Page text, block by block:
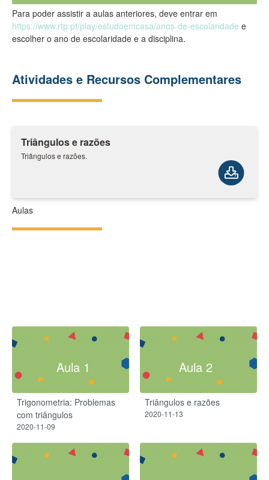
Para poder assistir a aulas anteriores, deve entrar em
https://www.rtp.pt/play/estudoemcasa/anos-de-escolaridade e
escolher o ano de escolaridade e a disciplina.
Atividades e Recursos Complementares
Triângulos e razões
Triângulos e razões.
Aulas
Aula 1
Trigonometria: Problemas
com triângulos
2020-11-09
Aula 2
Triângulos e razões
2020-11-13